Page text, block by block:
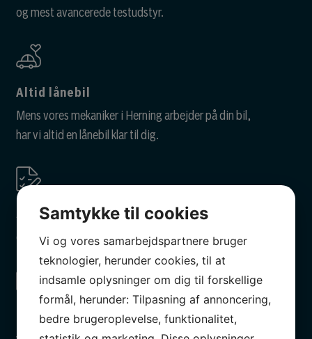
og mest avancerede testudstyr.
Altid lånebil
Mens vores mekaniker i Herning arbejder på din bil,
har vi altid en lånebil klar til dig.
SOS Vejhjælp
Gratis vejhjælp efter 1. serviceeftersyn
Kort ventetid
Samtykke til cookies
Vi og vores samarbejdspartnere bruger
teknologier, herunder cookies, til at
indsamle oplysninger om dig til forskellige
formål, herunder: Tilpasning af annoncering,
bedre brugeroplevelse, funktionalitet,